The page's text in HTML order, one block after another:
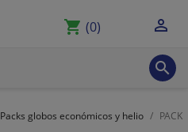
shopping_cart (0) 

Packs globos económicos y helio
PACK